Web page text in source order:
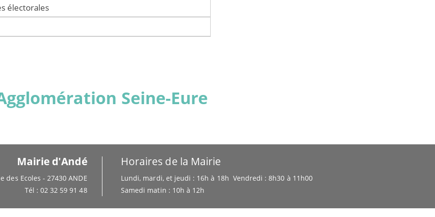
électorales
Seine-Eure
Mairie d'Andé
des Ecoles - 27430 ANDE
Tél : 02 32 59 91 48
Horaires de la Mairie
Lundi, mardi, et jeudi : 16h à 18h Vendredi : 8h30 à 11h00
Samedi matin : 10h à 12h